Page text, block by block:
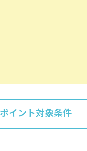
ポイント対象条件